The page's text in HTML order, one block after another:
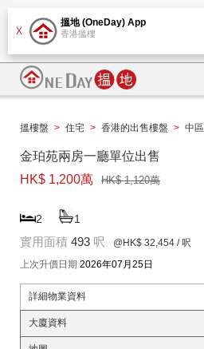
X
搵地 (OneDay) App
香港搵樓
搵樓盤 > 住宅 > 香港的出售樓盤 > 中區
金珀苑兩房一廳單位出售
HK$ 1,200萬
HK$ 1,120萬
2 1
實用面積 493 呎 @HK$ 32,454 / 呎
上次升價日期 2026年07月25日
詳細物業資料
大廈資料